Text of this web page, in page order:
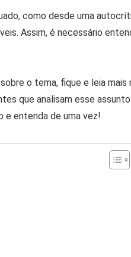
como desde uma
Assim, é necessário
o tema, fique e leia
que analisam esse
e entenda de uma vez!